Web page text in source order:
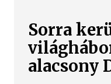
Sorra
alacsony